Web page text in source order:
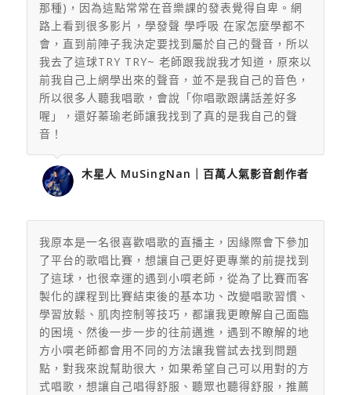
那種)， 因為這點常常在音樂課的發表覺得自卑。網
路上看到很多影片， 學發聲 學呼吸 在家怎麼學都不
會，直到前陣子我決定要找到屬於自己的聲音， 所以
我去了這球TRY TRY~ 老師跟我說我才知道， 原來以
前我自己上網學出來的聲音，並不是我自己的音色，
所以很多人聽我唱歌，會說「你唱歌跟講話差好多
喔」， 還好蓁瑜老師讓我找到了真的是我自己的聲
音！
木星人 MuSingNan｜百萬人氣影音創作者
我原本是一名很喜歡唱歌的直播主，因緣際會下參加
了平台的歌唱比賽，想讓自己更好更專業的前提找到
了這球，也很幸運的遇到小嘪老師，從為了比賽而客
製化的課程到比賽結束後的基本功、改變唱歌習慣、
學習放鬆、肌肉控制等技巧，都讓我更瞭解自己面臨
的困境、然後一步一步的往前邁進，遇到不瞭解的地
方小嘪老師都會用不同的方法讓我嘗試去找到問題
點，對我來說幫助很大，如果希望自己可以用對的方
式唱歌，想讓自己唱得舒服、聽眾也聽得舒服，推薦